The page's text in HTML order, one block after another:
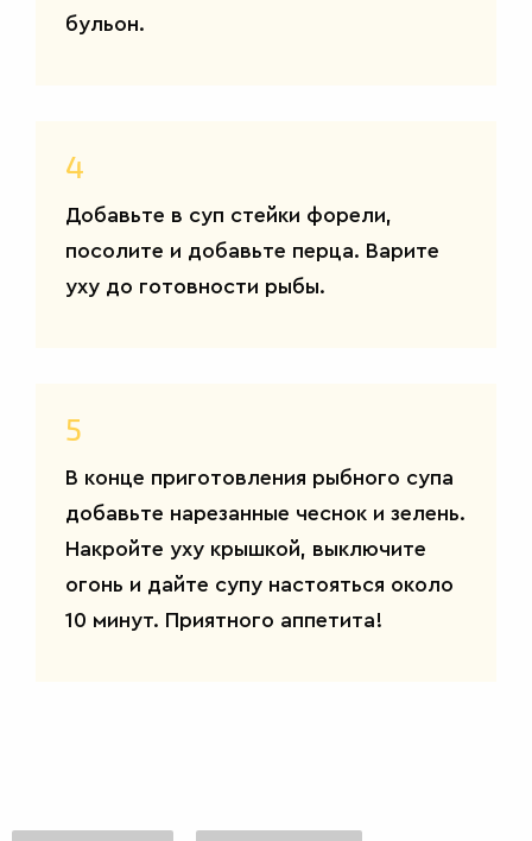
бульон.
4
Добавьте в суп стейки форели,
посолите и добавьте перца. Варите
уху до готовности рыбы.
5
В конце приготовления рыбного супа
добавьте нарезанные чеснок и зелень.
Накройте уху крышкой, выключите
огонь и дайте супу настояться около
10 минут. Приятного аппетита!